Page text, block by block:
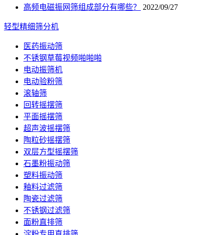
高频电磁振网筛组成部分有哪些？
2022/09/27
轻型精细筛分机
医药振动筛
不锈钢草莓视频啪啪啪
电动振筛机
电动验粉筛
滚轴筛
回转摇摆筛
平面摇摆筛
超声波摇摆筛
陶粒砂摇摆筛
双层方型摇摆筛
石墨粉振动筛
塑料振动筛
釉料过滤筛
陶瓷过滤筛
不锈钢过滤筛
面粉直排筛